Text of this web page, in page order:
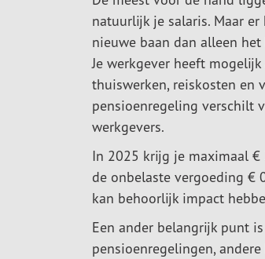
natuurlijk je salaris. Maar
nieuwe baan dan alleen
Je werkgever heeft
thuiswerken, reiskosten en
pensioenregeling verschilt
werkgevers.
In 2025 krijg je maximaal
de onbelaste vergoeding €
kan behoorlijk impact
Een ander belangrijk punt
pensioenregelingen,